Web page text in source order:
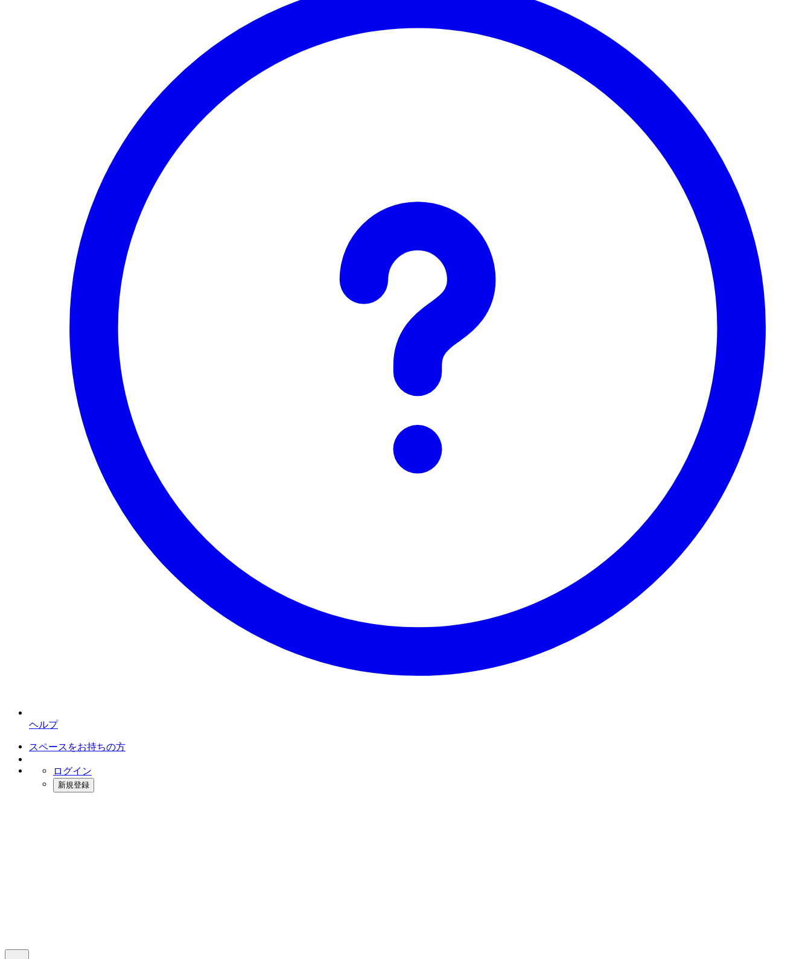
ヘルプ
スペースをお持ちの方
ログイン
新規登録